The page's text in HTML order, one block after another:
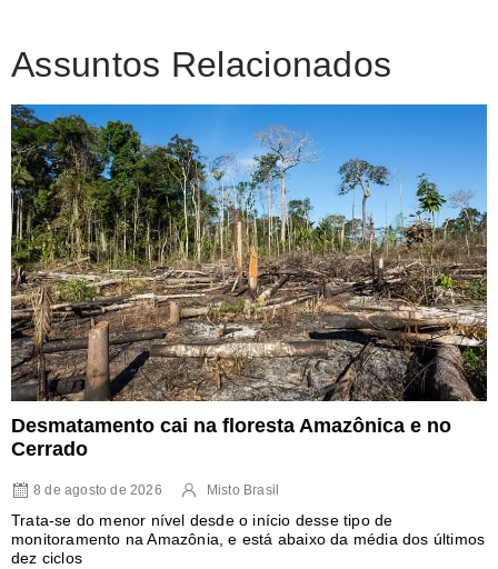
Assuntos Relacionados
Desmatamento cai na floresta Amazônica e no
Cerrado
8 de agosto de 2026 Misto Brasil
Trata-se do menor nível desde o início desse tipo de
monitoramento na Amazônia, e está abaixo da média dos últimos
dez ciclos